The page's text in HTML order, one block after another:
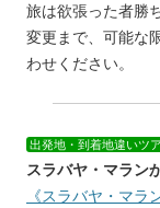
旅は欲張った者勝
変更まで、可能な
わせください。
出発地・到着地違いツ
スラバヤ・マラン
《スラバヤ・マラ